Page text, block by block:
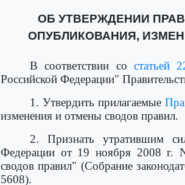
ОБ УТВЕРЖДЕНИИ
ОПУБЛИКОВАНИЯ,
В соответствии со статьей
Российской Федерации"
1. Утвердить прилагаемые
изменения и отмены сводов правил.
2. Признать утратившим
Федерации от 19 ноября 2008 г.
сводов правил" (Собрание
5608).